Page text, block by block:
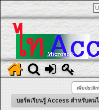
บอร์ดเรียนรู้ Access สำหรับคน